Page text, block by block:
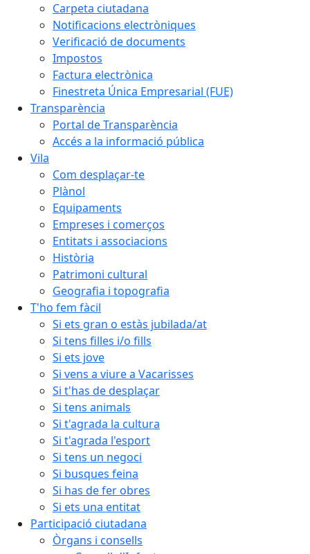
Carpeta ciutadana
Notificacions electròniques
Verificació de documents
Impostos
Factura electrònica
Finestreta Única Empresarial (FUE)
Transparència
Portal de Transparència
Accés a la informació pública
Vila
Com desplaçar-te
Plànol
Equipaments
Empreses i comerços
Entitats i associacions
Història
Patrimoni cultural
Geografia i topografia
T'ho fem fàcil
Si ets gran o estàs jubilada/at
Si tens filles i/o fills
Si ets jove
Si vens a viure a Vacarisses
Si t'has de desplaçar
Si tens animals
Si t'agrada la cultura
Si t'agrada l'esport
Si tens un negoci
Si busques feina
Si has de fer obres
Si ets una entitat
Participació ciutadana
Òrgans i consells